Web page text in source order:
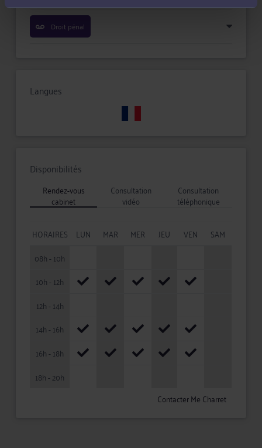
Droit pénal
Langues
Disponibilités
Rendez-vous
cabinet
Consultation
vidéo
Consultation
téléphonique
HORAIRES LUN MAR MER JEU VEN
SAM
08h - 10h
10h - 12h
12h - 14h
14h - 16h
16h - 18h
18h - 20h
Contacter Me Charret